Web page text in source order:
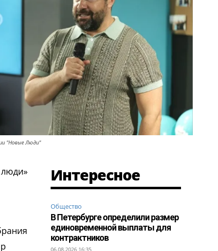
"Новые Люди"
Интересное
Общество
В Петербурге определили размер
единовременной выплаты для
контрактников
06.08.2026 16:35